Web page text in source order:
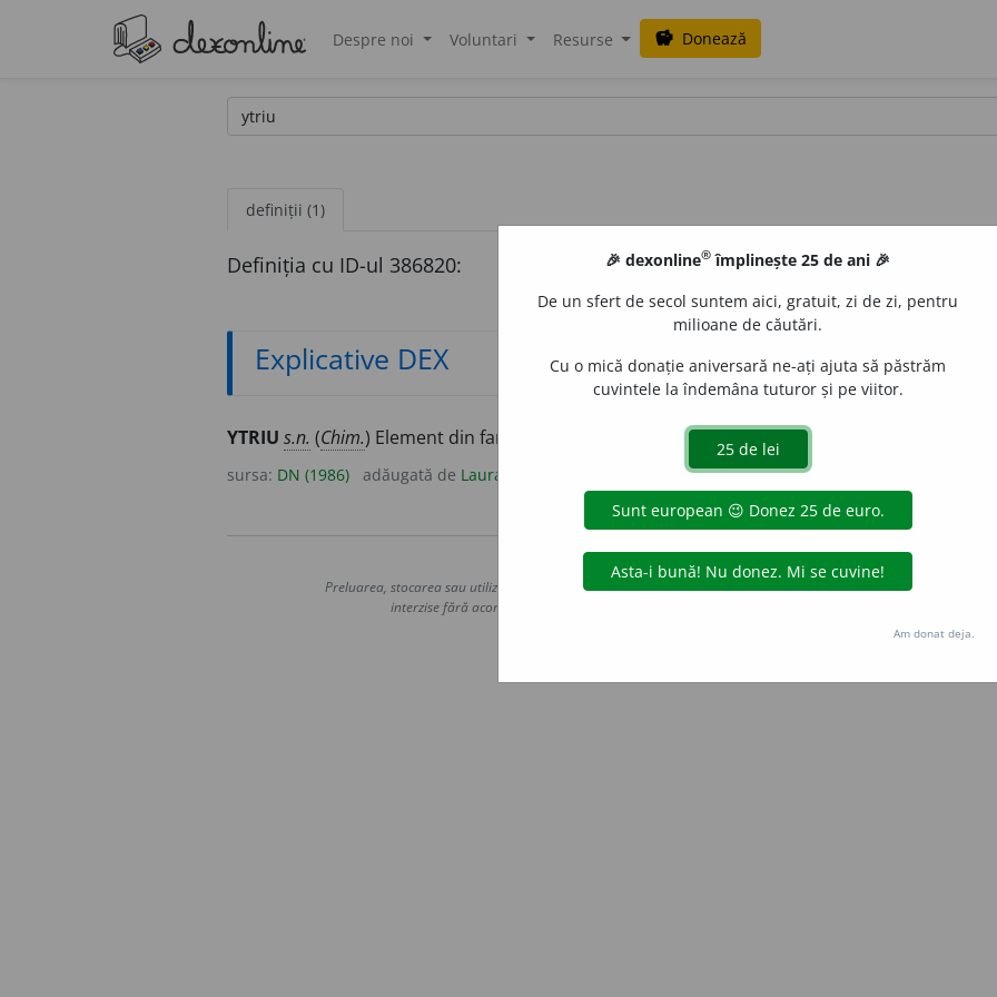
Despre noi Voluntari Resurse savings Donează
definiții (1)
Definiția cu ID-ul 386820:
Explicative DEX
YTRIU s.n. (Chim.) Element din familia pămînturilor rare. [Pron.-riu./ <
sursa: DN (1986) adăugată de LauraGellner
Copyright © 2004-2026 dexonline (https://dexonline.ro)
Preluarea, stocarea sau utilizarea datelor de pe acest site, inclusiv prin orice metode de extragere automată
interzise fără acordul nostru prealabil scris, cu excepția seturilor de date oferite oficial spre utilizare
Hosterion
🎉 dexonline® împlinește 25 de ani 🎉
De un sfert de secol suntem aici, gratuit, zi de zi, pentru
milioane de căutări.
Cu o mică donație aniversară ne-ați ajuta să păstrăm
cuvintele la îndemâna tuturor și pe viitor.
Am donat deja.